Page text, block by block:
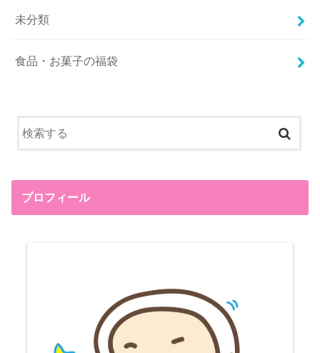
未分類
食品・お菓子の福袋
プロフィール